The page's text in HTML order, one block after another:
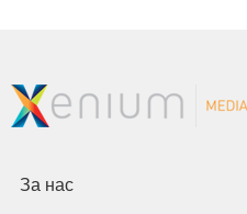
За нас